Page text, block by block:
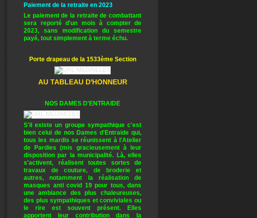
Paiement de la retraite en 2023
Le paiement de la retraite de combattant
sera reporté d'un mois à compter de
2023, sans modification du semestre
payé, tout simplement à terme échu.
Porte drapeau de la 1533ème Section
AU TABLEAU D'HONNEUR
NOS DAMES D'ENTRAIDE
S'il existe un groupe sympathique c'est
bien celui de nos Dames d'Entraide qui,
tous les mardis se réunissent à l'Atelier
de Pardies (mis gracieusement à leur
disposition par la municipalité. Là, elles
s'activent, réalisent toutes sortes de
travaux de couture, de broderie et
autres, notamment la réalisation de
masques anti covid 19 pour tous, dans
une ambiance des plus chaleureuses,
des plus sympathiques et conviviales ou
le rire est souvent présent. Elles
apportent leur contribution dans la